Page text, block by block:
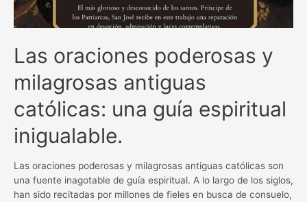
Las oraciones poderosas y
milagrosas antiguas
católicas: una guía espiritual
inigualable.
Las oraciones poderosas y milagrosas antiguas católicas son
una fuente inagotable de guía espiritual. A lo largo de los siglos,
han sido recitadas por millones de fieles en busca de consuelo,